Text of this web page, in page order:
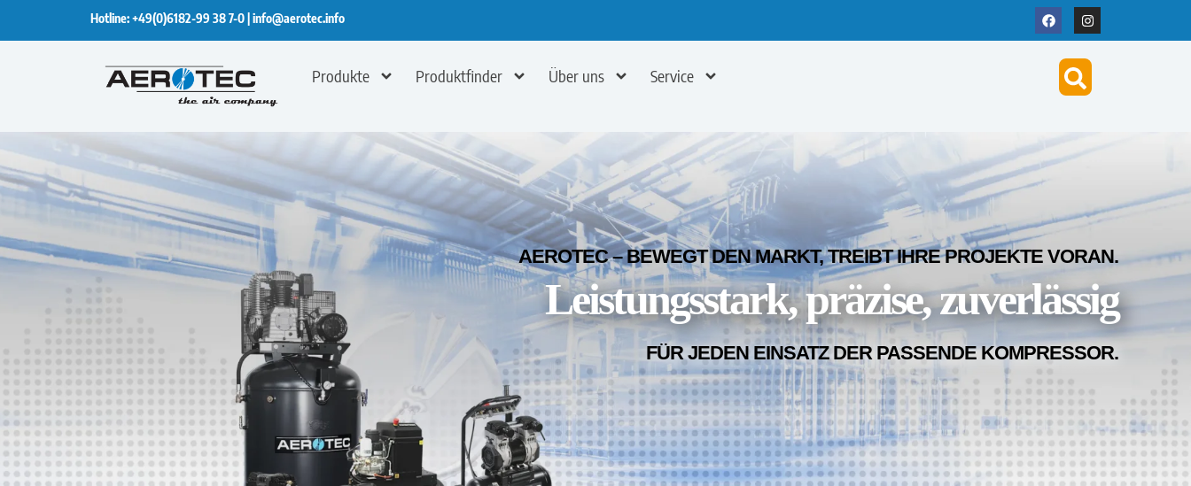
Hotline:+49(0)6182-99 38 7-0 info@aerotec.info
Produkte Produktfinder Über uns Service
FÜR JEDEN EINSATZ DER PASSENDE KOMPRESSOR.
Leistungsstark, präzise, zuverlässig
AEROTEC – BEWEGT DEN MARKT, TREIBT IHRE PROJEKTE VORAN.